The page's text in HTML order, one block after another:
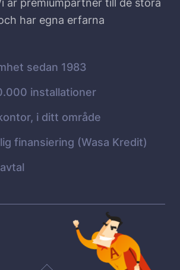
är premiumpartner till de stora
har egna erfarna
sedan 1983
installationer
i ditt område
finansiering (Wasa Kredit)